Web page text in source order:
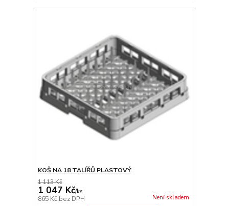
KOŠ NA 18 TALÍŘŮ PLASTOVÝ
1 113 Kč
1 047 Kč/ks
865 Kč bez DPH Není skladem